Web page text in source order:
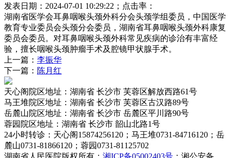
发表日期：2024-07-01 10:29:22；点击率：
湖南省医学会耳鼻咽喉头颈外科分会头颈学组委员，中国医学
教育专业委员会头颈分会委员，湖南省耳鼻咽喉头颈外科康复
委员会委员。对耳鼻咽喉头颈外科常见疾病的诊治有丰富经
验，擅长咽喉头颈肿瘤手术及腔镜甲状腺手术。
上一篇： 李振华
下一篇： 陈月红
天心阁院区地址：湖南省 长沙市 芙蓉区解放西路61号
马王堆院区地址：湖南省 长沙市 芙蓉区古汉路89号
岳麓山院区地址：湖南省 长沙市 岳麓区平川路90号
蓉园院区地址：湖南省 长沙市 韶山北路1号
24小时转诊 ：天心阁15874256120；马王堆0731-84716120；岳
麓山0731-81866120；蓉园0731-81125702
湖南省人民医院版权所有； 湘ICP备05002403号 ；湘公安备